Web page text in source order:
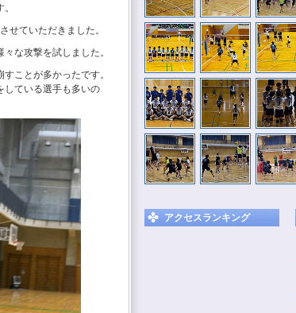
せていただきました。
な攻撃を試しました。
ことが多かったです。
している選手も多いの
アクセスランキング